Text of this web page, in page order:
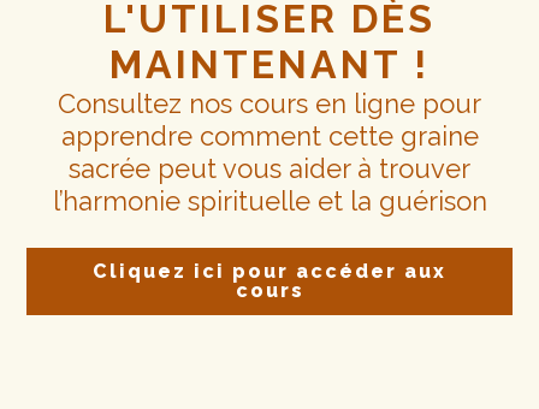
L'UTILISER DÈS
MAINTENANT !
Consultez nos cours en ligne pour
apprendre comment cette graine
sacrée peut vous aider à trouver
l’harmonie spirituelle et la guérison
Cliquez ici pour accéder aux
cours